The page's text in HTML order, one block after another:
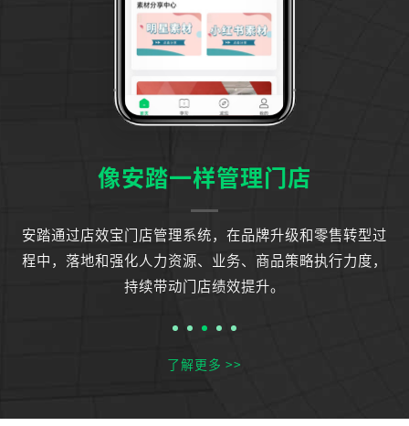
像安踏一样管理门店
安踏通过店效宝门店管理系统，在品牌升级和零售转型过
程中，落地和强化人力资源、业务、商品策略执行力度，
持续带动门店绩效提升。
了解更多 >>